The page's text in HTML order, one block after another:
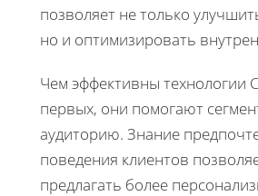
позволяет не только
но и оптимизировать
Чем эффективны технологии
первых, они помогают
аудиторию. Знание
поведения клиентов
предлагать более